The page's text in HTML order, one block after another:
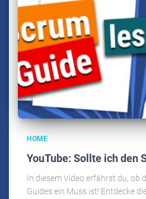
HOME
YouTube: Sollte ich den
In diesem Video erfährst du, ob
Guides ein Muss ist! Entdecke